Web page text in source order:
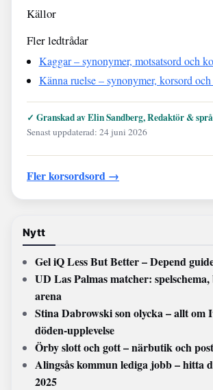
Källor
Fler ledtrådar
Kaggar – synonymer, motsatsord och
Känna ruelse – synonymer, korsord
✓ Granskad av Elin Sandberg, Redaktör &
Senast uppdaterad: 24 juni 2026
Fler korsordsord →
Nytt
Gel iQ Less But Better – Depend
UD Las Palmas matcher:
arena
Stina Dabrowski son olycka – allt om
döden-upplevelse
Örby slott och gott – närbutik och
Alingsås kommun lediga jobb – hitta
2025